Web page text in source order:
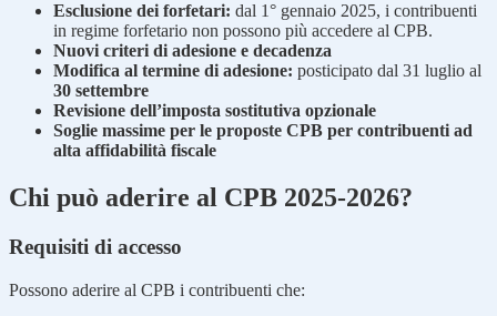
Esclusione dei forfetari: dal 1° gennaio 2025, i contribuenti
in regime forfetario non possono più accedere al CPB.
Nuovi criteri di adesione e decadenza
Modifica al termine di adesione: posticipato dal 31 luglio al
30 settembre
Revisione dell’imposta sostitutiva opzionale
Soglie massime per le proposte CPB per contribuenti ad
alta affidabilità fiscale
Chi può aderire al CPB 2025-2026?
Requisiti di accesso
Possono aderire al CPB i contribuenti che: